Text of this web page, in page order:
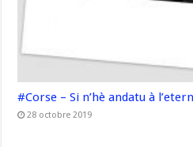
#Corse – Si n’hè andatu à
28 octobre 2019